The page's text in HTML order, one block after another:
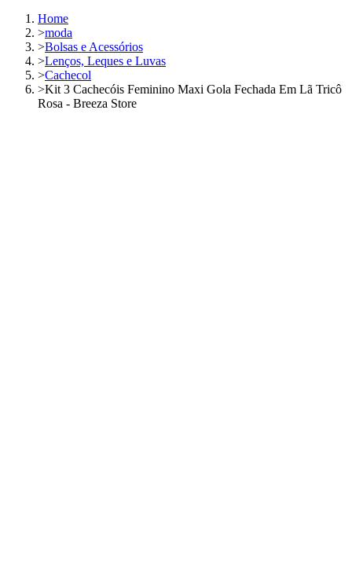
Home
>moda
>Bolsas e Acessórios
>Lenços, Leques e Luvas
>Cachecol
>Kit 3 Cachecóis Feminino Maxi Gola Fechada Em Lã Tricô
Rosa - Breeza Store